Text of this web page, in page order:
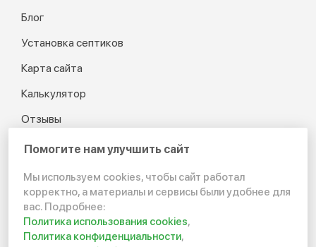
Блог
Установка септиков
Карта сайта
Калькулятор
Отзывы
© 2012-2026 Канализация
в частном доме и на даче
Политика конфиденциальности
Помогите нам улучшить сайт
Мы используем cookies, чтобы сайт работал
корректно, а материалы и сервисы были удобнее для
вас. Подробнее:
Политика использования cookies,
Политика конфиденциальности,